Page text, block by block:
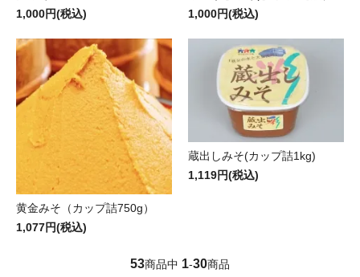
1,000円(税込)
1,000円(税込)
黄金みそ（カップ詰750g）
1,077円(税込)
蔵出しみそ(カップ詰1kg)
1,119円(税込)
53商品中 1-30商品